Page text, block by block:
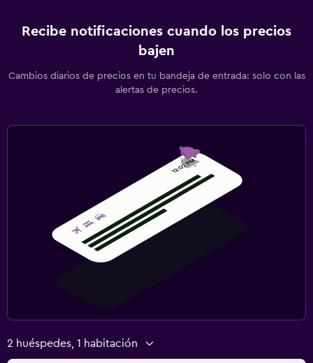
Recibe notificaciones cuando los precios
bajen
Cambios diarios de precios en tu bandeja de entrada: solo con las
alertas de precios.
2 huéspedes, 1 habitación